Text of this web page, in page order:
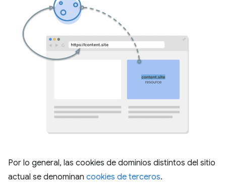
Por lo general, las cookies de dominios distintos del sitio
actual se denominan cookies de terceros.